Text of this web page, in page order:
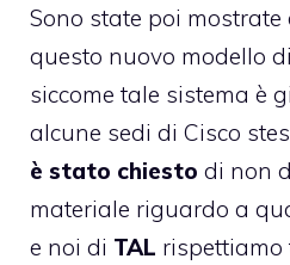
Sono state poi
questo nuovo modello
siccome tale sistema è
alcune sedi di Cisco
è stato chiesto di non
materiale riguardo a
e noi di TAL rispettiamo